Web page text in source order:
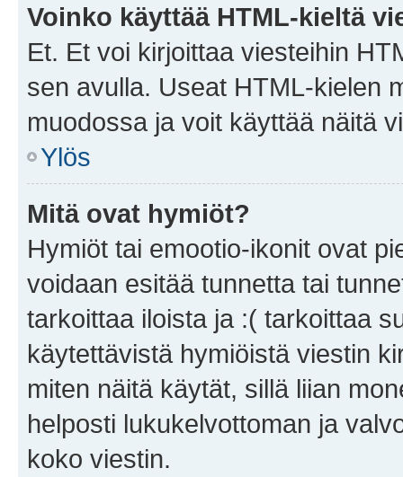
Voinko käyttää HTML-kieltä
Et. Et voi kirjoittaa viesteihin
sen avulla. Useat HTML-kielen
muodossa ja voit käyttää näitä
Ylös
Mitä ovat hymiöt?
Hymiöt tai emootio-ikonit ovat
voidaan esitää tunnetta tai
tarkoittaa iloista ja :( tarkoittaa
käytettävistä hymiöistä viestin
miten näitä käytät, sillä liian
helposti lukukelvottoman ja
koko viestin.